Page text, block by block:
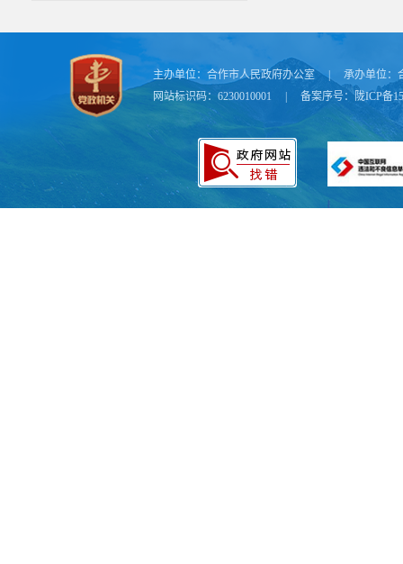
第十二条
第三章停
第十三
失的被征收人
第十四条
(一)被征
主办单位： 合作市人民政府办公室 承办单位：
网站标识码：6230010001
备案序号：陇ICP备